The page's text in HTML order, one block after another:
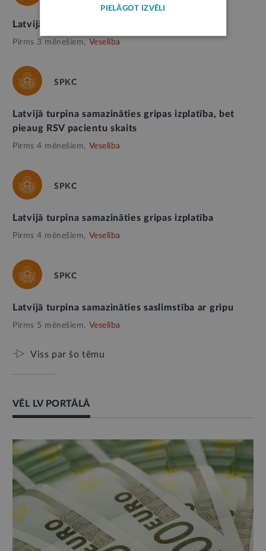
Latvijā turpina samazināties gripas izplatība
Pirms 3 mēnešiem, Veselība
SPKC
Latvijā turpina samazināties gripas izplatība, bet
pieaug RSV pacientu skaits
Pirms 4 mēnešiem, Veselība
SPKC
Latvijā turpina samazināties gripas izplatība
Pirms 4 mēnešiem, Veselība
SPKC
Latvijā turpina samazināties saslimstība ar gripu
Pirms 5 mēnešiem, Veselība
Viss par šo tēmu
VĒL LV PORTĀLĀ
PIELĀGOT IZVĒLI